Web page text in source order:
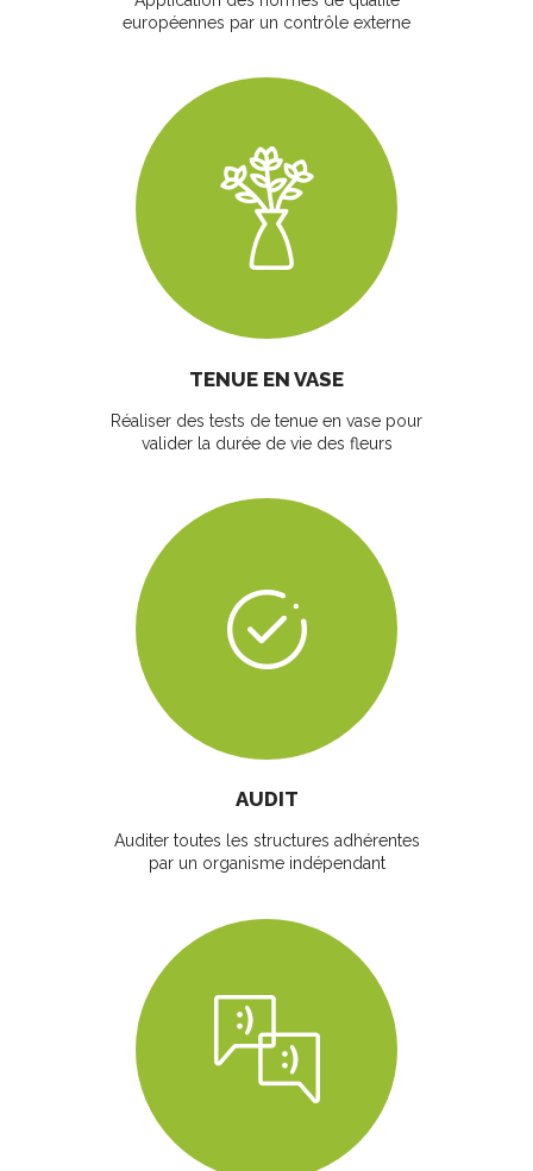
européennes par un contrôle externe
TENUE EN VASE
Réaliser des tests de tenue en vase pour
valider la durée de vie des fleurs
AUDIT
Auditer toutes les structures adhérentes
par un organisme indépendant